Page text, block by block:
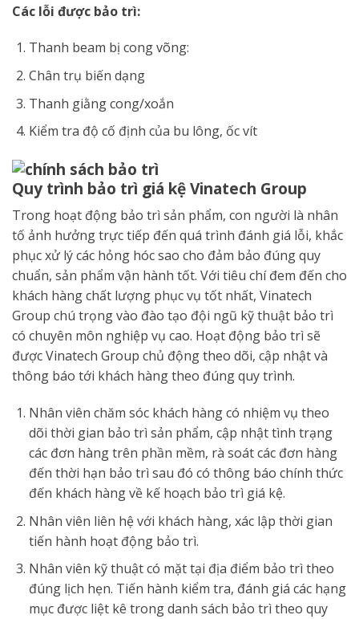
Các lỗi được bảo trì:
Thanh beam bị cong võng:
Chân trụ biến dạng
Thanh giằng cong/xoắn
Kiểm tra độ cố định của bu lông, ốc vít
Quy trình bảo trì giá kệ Vinatech Group
Trong hoạt động bảo trì sản phẩm, con người là nhân
tố ảnh hưởng trực tiếp đến quá trình đánh giá lỗi, khắc
phục xử lý các hỏng hóc sao cho đảm bảo đúng quy
chuẩn, sản phẩm vận hành tốt. Với tiêu chí đem đến cho
khách hàng chất lượng phục vụ tốt nhất, Vinatech
Group chú trọng vào đào tạo đội ngũ kỹ thuật bảo trì
có chuyên môn nghiệp vụ cao. Hoạt động bảo trì sẽ
được Vinatech Group chủ động theo dõi, cập nhật và
thông báo tới khách hàng theo đúng quy trình.
Nhân viên chăm sóc khách hàng có nhiệm vụ theo
dõi thời gian bảo trì sản phẩm, cập nhật tình trạng
các đơn hàng trên phần mềm, rà soát các đơn hàng
đến thời hạn bảo trì sau đó có thông báo chính thức
đến khách hàng về kế hoạch bảo trì giá kệ.
Nhân viên liên hệ với khách hàng, xác lập thời gian
tiến hành hoạt động bảo trì.
Nhân viên kỹ thuật có mặt tại địa điểm bảo trì theo
đúng lịch hẹn. Tiến hành kiểm tra, đánh giá các hạng
mục được liệt kê trong danh sách bảo trì theo quy